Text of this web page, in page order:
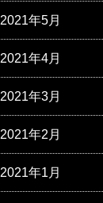
2021年5月
2021年4月
2021年3月
2021年2月
2021年1月